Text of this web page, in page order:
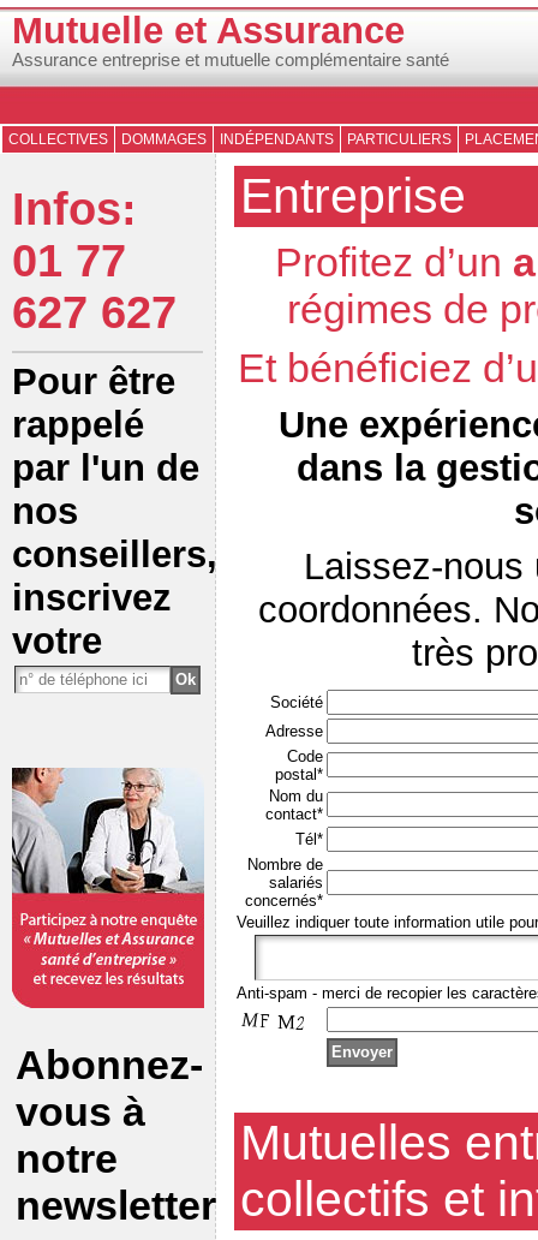
Mutuelle et Assurance
Assurance entreprise et mutuelle complémentaire santé
COLLECTIVES DOMMAGES INDÉPENDANTS PARTICULIERS
Infos:
01 77
627 627
Pour être
rappelé
par l'un de
nos
conseillers,
inscrivez
votre
Abonnez-
vous à
notre
newsletter
Entreprise
Profitez d’un
régimes de
Et bénéficiez
Une
dans la
Laissez-
coordonnées.
très
Société
Adresse
Code
postal*
Nom du
contact*
Tél*
Nombre de
salariés
concernés*
Veuillez indiquer toute information utile
Anti-spam - merci de recopier les
Mutuelles
collectifs et